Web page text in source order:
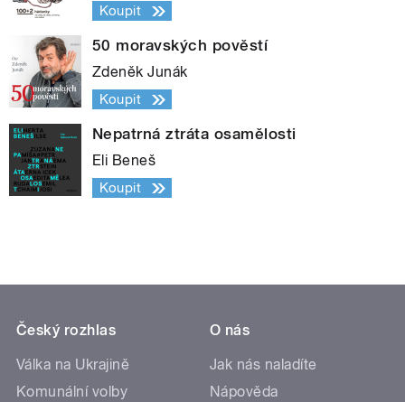
Koupit
50 moravských pověstí
Zdeněk Junák
Koupit
Nepatrná ztráta osamělosti
Eli Beneš
Koupit
Český rozhlas
Válka na Ukrajině
Komunální volby
O nás
Jak nás naladíte
Nápověda